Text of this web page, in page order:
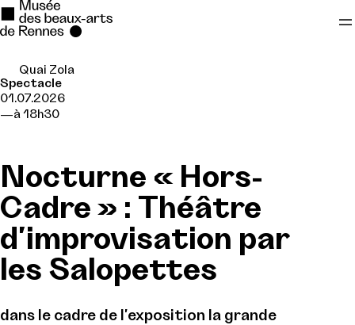
Se rendre au
Contenu principal
Quai Zola
Spectacle
01.07.2026
à 18h30
Nocturne « Hors-
Cadre » : Théâtre
d'improvisation par
les Salopettes
dans le cadre de l'exposition la grande